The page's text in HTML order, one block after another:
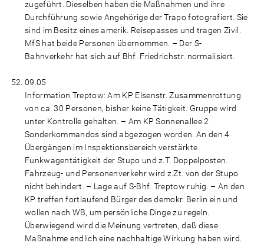
zugeführt. Dieselben haben die Maßnahmen und ihre
Durchführung sowie Angehörige der Trapo fotografiert. Sie
sind im Besitz eines amerik. Reisepasses und tragen Zivil.
MfS hat beide Personen übernommen. – Der S-
Bahnverkehr hat sich auf Bhf. Friedrichstr. normalisiert.
09.05
Information Treptow: Am KP Elsenstr. Zusammenrottung
von ca. 30 Personen, bisher keine Tätigkeit. Gruppe wird
unter Kontrolle gehalten. – Am KP Sonnenallee 2
Sonderkommandos sind abgezogen worden. An den 4
Übergängen im Inspektionsbereich verstärkte
Funkwagentätigkeit der Stupo und z.T. Doppelposten.
Fahrzeug- und Personenverkehr wird z.Zt. von der Stupo
nicht behindert. – Lage auf S-Bhf. Treptow ruhig. – An den
KP treffen fortlaufend Bürger des demokr. Berlin ein und
wollen nach WB, um persönliche Dinge zu regeln.
Überwiegend wird die Meinung vertreten, daß diese
Maßnahme endlich eine nachhaltige Wirkung haben wird.